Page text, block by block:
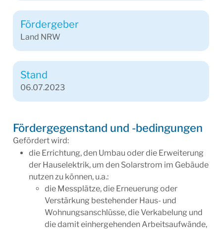
Fördergegenstand und -bedingungen
Gefördert wird:
die Errichtung, den Umbau oder die Erweiterung
der Hauselektrik, um den Solarstrom im Gebäude
nutzen zu können, u.a.:
die Messplätze, die Erneuerung oder
Verstärkung bestehender Haus- und
Wohnungsanschlüsse, die Verkabelung und
die damit einhergehenden Arbeitsaufwände,
Fördergeber
Land NRW
Stand
06.07.2023